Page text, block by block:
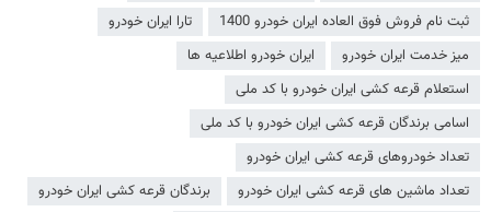
ثبت نام فروش فوق العاده ایران خودرو 1400
تارا ایران خودرو
میز خدمت ایران خودرو
ایران خودرو اطلاعیه ها
استعلام قرعه کشی ایران خودرو با کد ملی
اسامی برندگان قرعه کشی ایران خودرو با کد ملی
تعداد خودروهای قرعه کشی ایران خودرو
تعداد ماشین های قرعه کشی ایران خودرو
برندگان قرعه کشی ایران خودرو